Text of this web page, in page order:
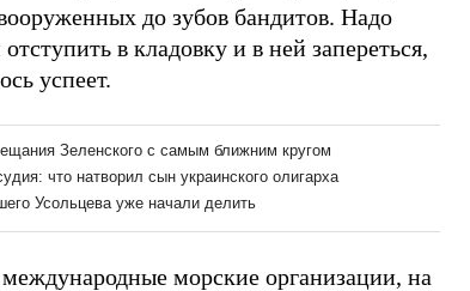
до зубов бандитов. Надо
в кладовку и в ней запереться,
успеет.
морские организации, на